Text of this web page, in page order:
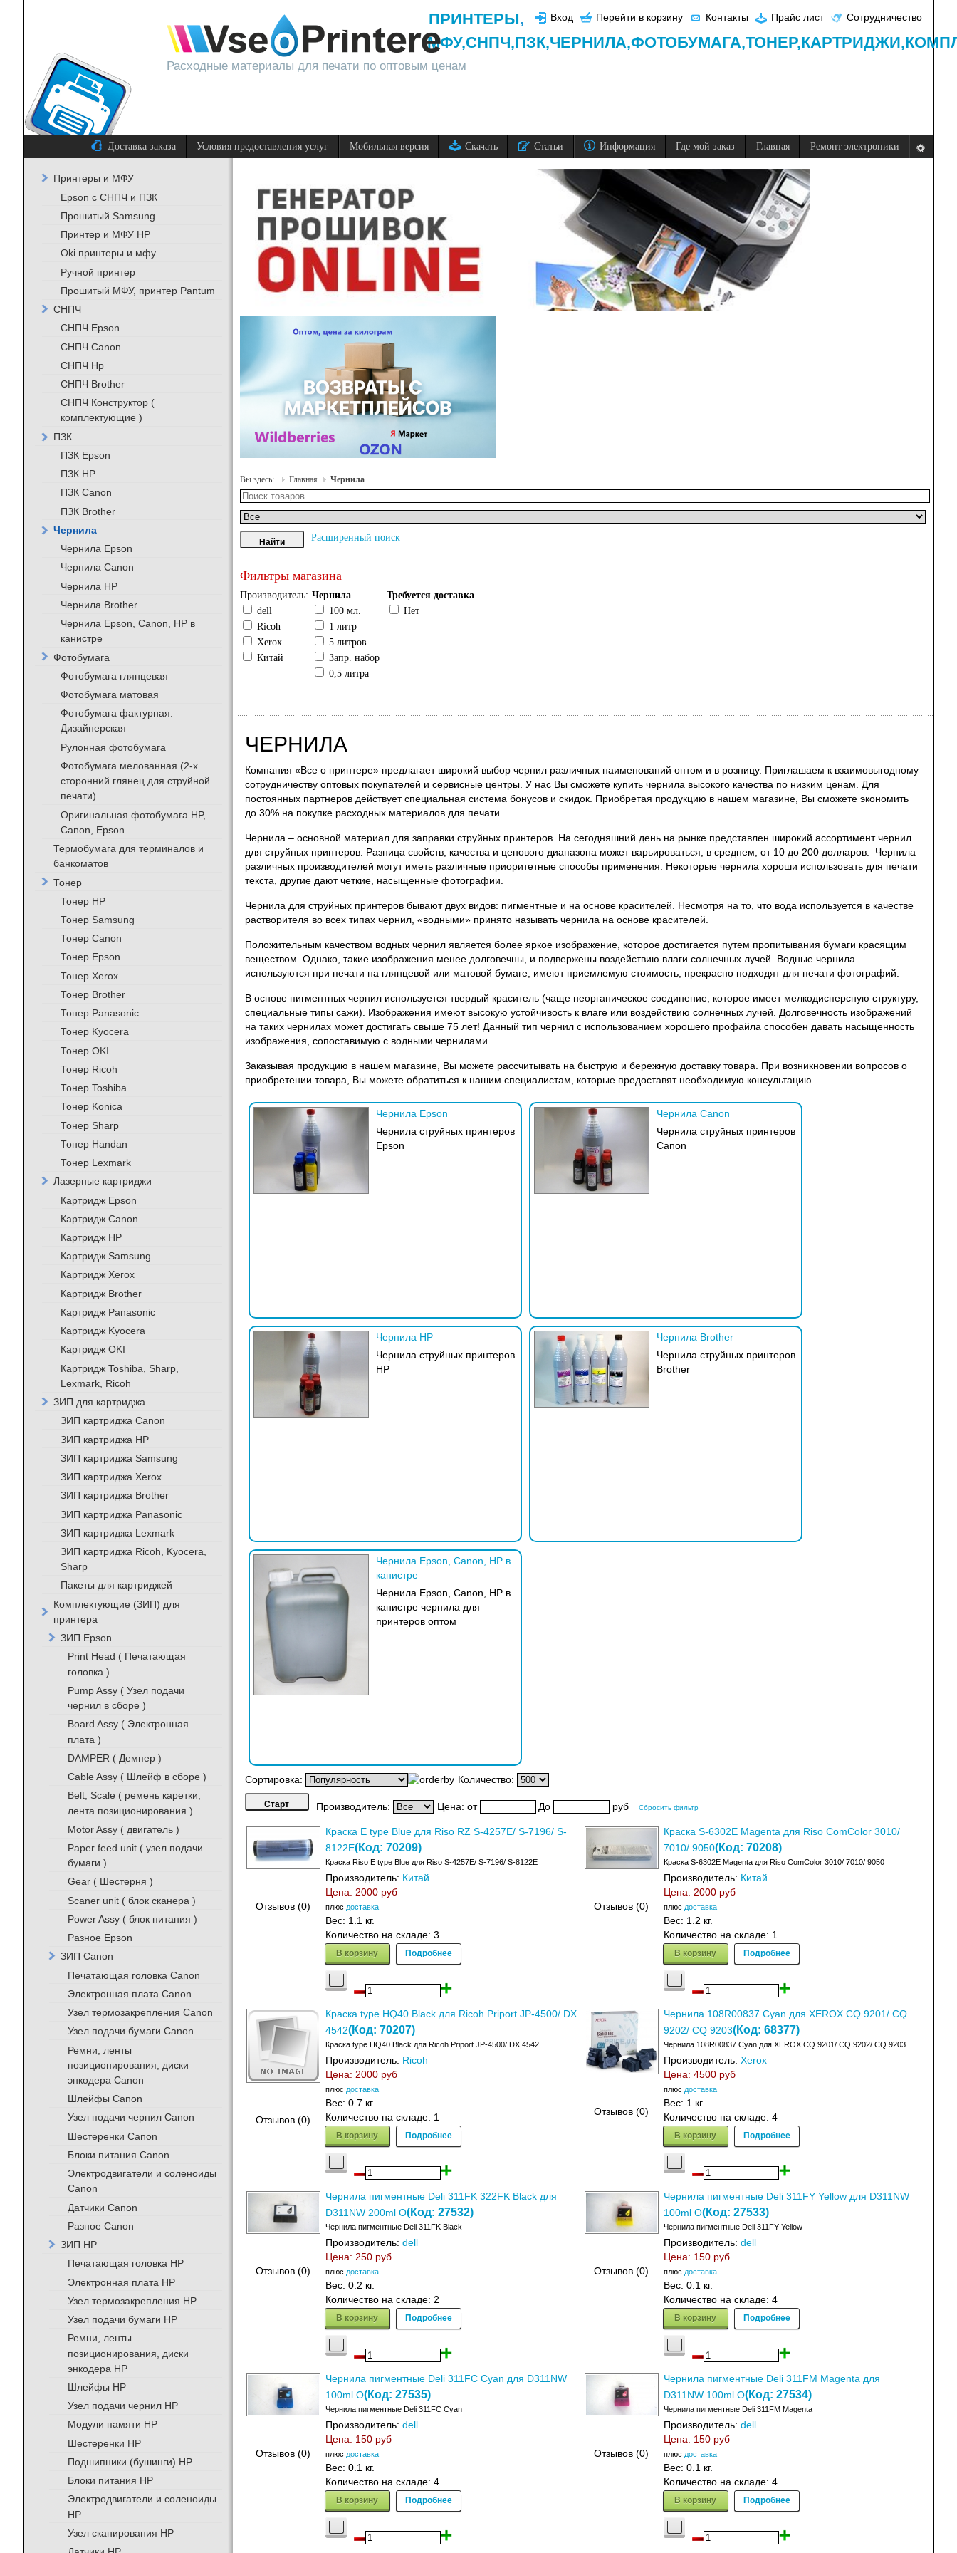
Расходные материалы для печати по оптовым ценам
Вход Перейти в корзину Контакты Прайс лист Сотрудничество
ПРИНТЕРЫ,
МФУ,СНПЧ,ПЗК,ЧЕРНИЛА,ФОТОБУМАГА,ТОНЕР,КАРТРИДЖИ,
Доставка заказа Условия предоставления услуг Мобильная версия Скачать Статьи Информация Где мой заказ Главная Ремонт электроники
Вы здесь: Главная Чернила
Расширенный поиск
Фильтры магазина
Производитель:
dell
Ricoh
Xerox
Китай
Чернила
100 мл.
1 литр
5 литров
Запр. набор
0,5 литра
Требуется доставка
Нет
ЧЕРНИЛА
Компания «Все о принтере» предлагает широкий выбор чернил различных наименований оптом и в розницу. Приглашаем к взаимовыгодному
сотрудничеству оптовых покупателей и сервисные центры. У нас Вы сможете купить чернила высокого качества по низким ценам. Для
постоянных партнеров действует специальная система бонусов и скидок. Приобретая продукцию в нашем магазине, Вы сможете экономить
до 30% на покупке расходных материалов для печати.
Чернила – основной материал для заправки струйных принтеров. На сегодняшний день на рынке представлен широкий ассортимент чернил
для струйных принтеров. Разница свойств, качества и ценового диапазона может варьироваться, в среднем, от 10 до 200 долларов. Чернила
различных производителей могут иметь различные приоритетные способы применения. Некоторые чернила хороши использовать для печати
текста, другие дают четкие, насыщенные фотографии.
Чернила для струйных принтеров бывают двух видов: пигментные и на основе красителей. Несмотря на то, что вода используется в качестве
растворителя во всех типах чернил, «водными» принято называть чернила на основе красителей.
Положительным качеством водных чернил является более яркое изображение, которое достигается путем пропитывания бумаги красящим
веществом. Однако, такие изображения менее долговечны, и подвержены воздействию влаги солнечных лучей. Водные чернила
используются при печати на глянцевой или матовой бумаге, имеют приемлемую стоимость, прекрасно подходят для печати фотографий.
В основе пигментных чернил используется твердый краситель (чаще неорганическое соединение, которое имеет мелкодисперсную структуру,
специальные типы сажи). Изображения имеют высокую устойчивость к влаге или воздействию солнечных лучей. Долговечность изображений
на таких чернилах может достигать свыше 75 лет! Данный тип чернил с использованием хорошего профайла способен давать насыщенность
изображения, сопоставимую с водными чернилами.
Заказывая продукцию в нашем магазине, Вы можете рассчитывать на быструю и бережную доставку товара. При возникновении вопросов о
приобретении товара, Вы можете обратиться к нашим специалистам, которые предоставят необходимую консультацию.
Чернила Epson
Чернила струйных принтеров
Epson
Чернила Canon
Чернила струйных принтеров
Canon
Чернила HP
Чернила струйных принтеров
HP
Чернила Brother
Чернила струйных принтеров
Brother
Чернила Epson, Canon, HP в
канистре
Чернила Epson, Canon, HP в
канистре чернила для
принтеров оптом
Сортировка: Количество:
Производитель: Цена: от До руб Сбросить фильтр
Отзывов (0)
Краска E type Blue для Riso RZ S-4257E/ S-7196/ S-
8122E(Код: 70209)
Краска Riso E type Blue для Riso S-4257E/ S-7196/ S-8122E
Производитель: Китай
Цена: 2000 руб
плюс доставка
Вес: 1.1 кг.
Количество на складе: 3
В корзину Подробнее
Отзывов (0)
Краска S-6302E Magenta для Riso ComColor 3010/
7010/ 9050(Код: 70208)
Краска S-6302E Magenta для Riso ComColor 3010/ 7010/ 9050
Производитель: Китай
Цена: 2000 руб
плюс доставка
Вес: 1.2 кг.
Количество на складе: 1
В корзину Подробнее
Отзывов (0)
Краска type HQ40 Black для Ricoh Priport JP-4500/ DX
4542(Код: 70207)
Краска type HQ40 Black для Ricoh Priport JP-4500/ DX 4542
Производитель: Ricoh
Цена: 2000 руб
плюс доставка
Вес: 0.7 кг.
Количество на складе: 1
В корзину Подробнее
Отзывов (0)
Чернила 108R00837 Cyan для XEROX CQ 9201/ CQ
9202/ CQ 9203(Код: 68377)
Чернила 108R00837 Cyan для XEROX CQ 9201/ CQ 9202/ CQ 9203
Производитель: Xerox
Цена: 4500 руб
плюс доставка
Вес: 1 кг.
Количество на складе: 4
В корзину Подробнее
Отзывов (0)
Чернила пигментные Deli 311FK 322FK Black для
D311NW 200ml O(Код: 27532)
Чернила пигментные Deli 311FK Black
Производитель: dell
Цена: 250 руб
плюс доставка
Вес: 0.2 кг.
Количество на складе: 2
В корзину Подробнее
Отзывов (0)
Чернила пигментные Deli 311FY Yellow для D311NW
100ml O(Код: 27533)
Чернила пигментные Deli 311FY Yellow
Производитель: dell
Цена: 150 руб
плюс доставка
Вес: 0.1 кг.
Количество на складе: 4
В корзину Подробнее
Отзывов (0)
Чернила пигментные Deli 311FC Cyan для D311NW
100ml O(Код: 27535)
Чернила пигментные Deli 311FC Cyan
Производитель: dell
Цена: 150 руб
плюс доставка
Вес: 0.1 кг.
Количество на складе: 4
В корзину Подробнее
Отзывов (0)
Чернила пигментные Deli 311FM Magenta для
D311NW 100ml O(Код: 27534)
Чернила пигментные Deli 311FM Magenta
Производитель: dell
Цена: 150 руб
плюс доставка
Вес: 0.1 кг.
Количество на складе: 4
В корзину Подробнее
Принтеры и МФУ
Epson с СНПЧ и ПЗК
Прошитый Samsung
Принтер и МФУ HP
Oki принтеры и мфу
Ручной принтер
Прошитый МФУ, принтер Pantum
СНПЧ
СНПЧ Epson
СНПЧ Canon
СНПЧ Hp
СНПЧ Brother
СНПЧ Конструктор (
комплектующие )
ПЗК
ПЗК Epson
ПЗК HP
ПЗК Canon
ПЗК Brother
Чернила
Чернила Epson
Чернила Canon
Чернила HP
Чернила Brother
Чернила Epson, Canon, HP в
канистре
Фотобумага
Фотобумага глянцевая
Фотобумага матовая
Фотобумага фактурная.
Дизайнерская
Рулонная фотобумага
Фотобумага мелованная (2-х
сторонний глянец для струйной
печати)
Оригинальная фотобумага HP,
Canon, Epson
Термобумага для терминалов и
банкоматов
Тонер
Тонер HP
Тонер Samsung
Тонер Canon
Тонер Epson
Тонер Xerox
Тонер Brother
Тонер Panasonic
Тонер Kyocera
Тонер OKI
Тонер Ricoh
Тонер Toshiba
Тонер Konica
Тонер Sharp
Тонер Handan
Тонер Lexmark
Лазерные картриджи
Картридж Epson
Картридж Canon
Картридж HP
Картридж Samsung
Картридж Xerox
Картридж Brother
Картридж Panasonic
Картридж Kyocera
Картридж OKI
Картридж Toshiba, Sharp,
Lexmark, Ricoh
ЗИП для картриджа
ЗИП картриджа Canon
ЗИП картриджа HP
ЗИП картриджа Samsung
ЗИП картриджа Xerox
ЗИП картриджа Brother
ЗИП картриджа Panasonic
ЗИП картриджа Lexmark
ЗИП картриджа Ricoh, Kyocera,
Sharp
Пакеты для картриджей
Комплектующие (ЗИП) для
принтера
ЗИП Epson
Print Head ( Печатающая
головка )
Pump Assy ( Узел подачи
чернил в сборе )
Board Assy ( Электронная
плата )
DAMPER ( Демпер )
Cable Assy ( Шлейф в сборе )
Belt, Scale ( ремень каретки,
лента позиционирования )
Motor Assy ( двигатель )
Paper feed unit ( узел подачи
бумаги )
Gear ( Шестерня )
Scaner unit ( блок сканера )
Power Assy ( блок питания )
Разное Epson
ЗИП Canon
Печатающая головка Canon
Электронная плата Canon
Узел термозакрепления Canon
Узел подачи бумаги Canon
Ремни, ленты
позиционирования, диски
энкодера Canon
Шлейфы Canon
Узел подачи чернил Canon
Шестеренки Canon
Блоки питания Canon
Электродвигатели и соленоиды
Canon
Датчики Canon
Разное Canon
ЗИП HP
Печатающая головка HP
Электронная плата HP
Узел термозакрепления HP
Узел подачи бумаги HP
Ремни, ленты
позиционирования, диски
энкодера HP
Шлейфы HP
Узел подачи чернил HP
Модули памяти HP
Шестеренки HP
Подшипники (бушинги) HP
Блоки питания HP
Электродвигатели и соленоиды
HP
Узел сканирования HP